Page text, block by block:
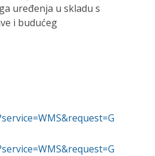
uređenja u skladu s
i budućeg